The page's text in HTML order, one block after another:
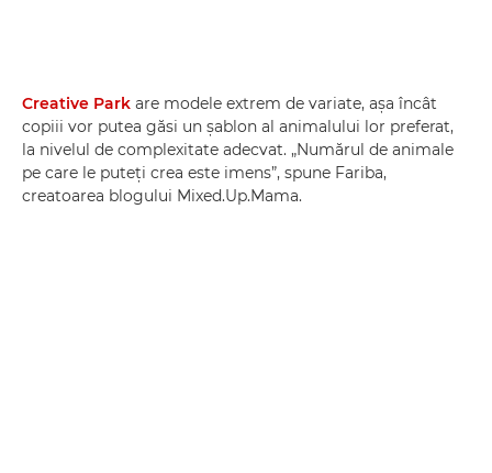
Creative Park are modele extrem de variate, aşa încât
copiii vor putea găsi un şablon al animalului lor preferat,
la nivelul de complexitate adecvat. „Numărul de animale
pe care le puteţi crea este imens”, spune Fariba,
creatoarea blogului Mixed.Up.Mama.